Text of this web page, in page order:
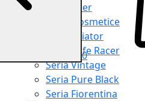
Organiser
Truse cosmetice
Seria Aviator
Seria Cafe Racer
Seria Vintage
Seria Pure Black
Seria Fiorentina
0